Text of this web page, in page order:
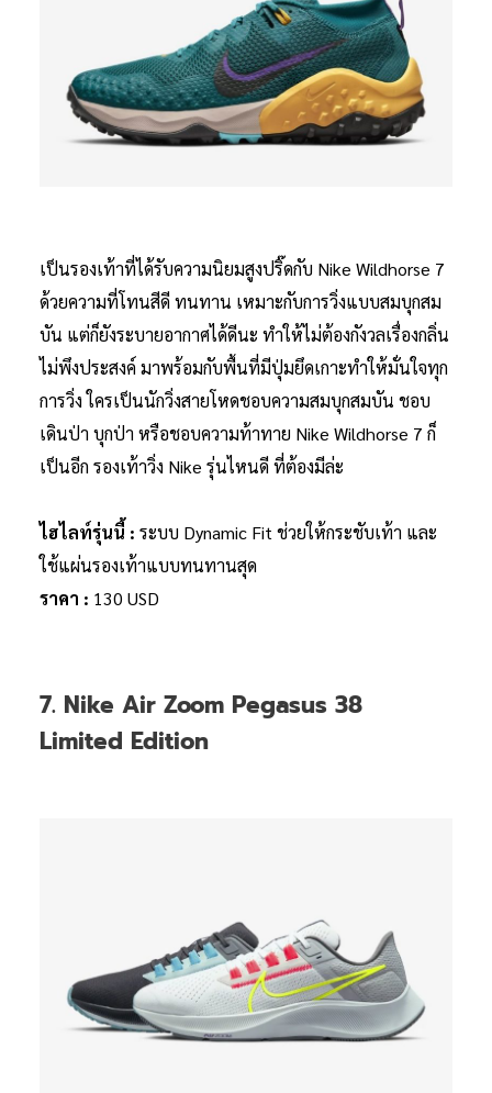
เป็นรองเท้าที่ได้รับความนิยมสูงปริ๊ดกับ Nike Wildhorse 7
ด้วยความที่โทนสีดี ทนทาน เหมาะกับการวิ่งแบบสมบุกสม
บัน แต่ก็ยังระบายอากาศได้ดีนะ ทำให้ไม่ต้องกังวลเรื่องกลิ่น
ไม่พึงประสงค์ มาพร้อมกับพื้นที่มีปุ่มยึดเกาะทำให้มั่นใจทุก
การวิ่ง ใครเป็นนักวิ่งสายโหดชอบความสมบุกสมบัน ชอบ
เดินป่า บุกป่า หรือชอบความท้าทาย Nike Wildhorse 7 ก็
เป็นอีก รองเท้าวิ่ง Nike รุ่นไหนดี ที่ต้องมีล่ะ
ไฮไลท์รุ่นนี้ : ระบบ Dynamic Fit ช่วยให้กระชับเท้า และ
ใช้แผ่นรองเท้าแบบทนทานสุด
ราคา : 130 USD
7. Nike Air Zoom Pegasus 38
Limited Edition